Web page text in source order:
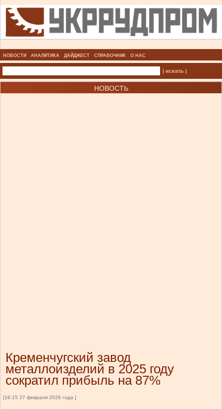
НОВОСТИ АНАЛИТИКА ДАЙДЖЕСТ СПРАВОЧНИК О НАС
| искать |
НОВОСТЬ
Кременчугский завод
металлоизделий в 2025 году
сократил прибыль на 87%
[16:15 27 февраля 2026 года ]